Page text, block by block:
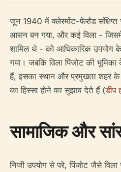
जून 1940 में क्लेरमोंट-फेर्रांड
आसन बन गया, और कई विला - जिसमें
शामिल थे - को आधिकारिक उपयोग
गया। जबकि विला पिंजोट की भूमिका
हैं, इसका स्थान और प्रमुखता शहर के
का हिस्सा होने का सुझाव देते हैं (डीप
सामाजिक और
निजी उपयोग से परे, पिंजोट जैसे